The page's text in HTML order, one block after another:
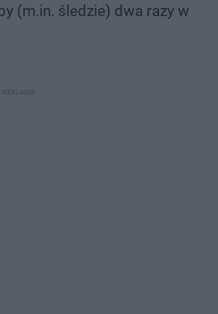
(m.in. śledzie) dwa razy w